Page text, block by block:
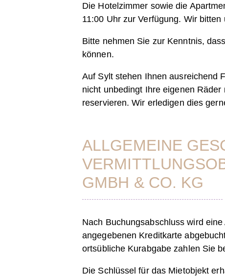
Die Hotelzimmer sowie die
11:00 Uhr zur Verfügung. Wir bitten
Bitte nehmen Sie zur Kenntnis,
können.
Auf Sylt stehen Ihnen ausreichend
nicht unbedingt Ihre eigenen
reservieren. Wir erledigen dies
ALLGEMEINE
GMBH & CO. KG
Nach Buchungsabschluss wird
angegebenen Kreditkarte
ortsübliche Kurabgabe zahlen Sie
Die Schlüssel für das Mietobjekt